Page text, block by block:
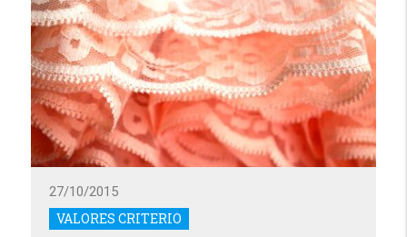
VALORES CRITERIO
27/10/2015